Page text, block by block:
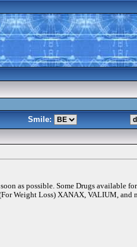
Smile:
as possible. Some Drugs available
Weight Loss) XANAX, VALIUM, and